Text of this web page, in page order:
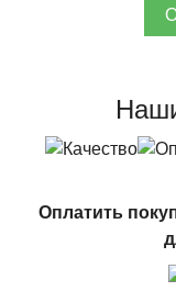
Оплатить